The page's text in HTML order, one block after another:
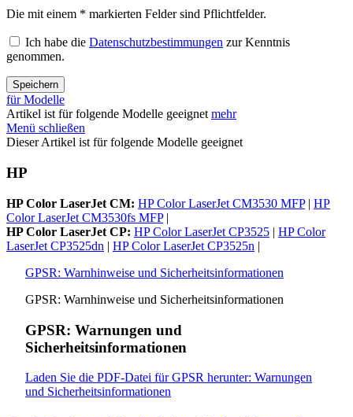
Die mit einem * markierten Felder sind Pflichtfelder.
Ich habe die Datenschutzbestimmungen zur Kenntnis
genommen.
Speichern
für Modelle
Artikel ist für folgende Modelle geeignetmehr
Menü schließen
Dieser Artikel ist für folgende Modelle geeignet
HP
HP Color LaserJet CM: HP Color LaserJet CM3530 MFP| HP
Color LaserJet CM3530fs MFP|
HP Color LaserJet CP: HP Color LaserJet CP3525 | HP Color
LaserJet CP3525dn | HP Color LaserJet CP3525n |
GPSR: Warnhinweise und Sicherheitsinformationen
GPSR: Warnhinweise und Sicherheitsinformationen
GPSR: Warnungen und
Sicherheitsinformationen
Laden Sie die PDF-Datei für GPSR herunter: Warnungen
und Sicherheitsinformationen